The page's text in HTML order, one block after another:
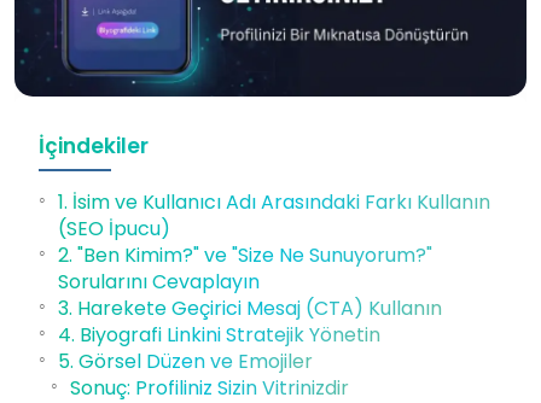
İçindekiler
1. İsim ve Kullanıcı Adı Arasındaki Farkı Kullanın
(SEO İpucu)
2. "Ben Kimim?" ve "Size Ne Sunuyorum?"
Sorularını Cevaplayın
3. Harekete Geçirici Mesaj (CTA) Kullanın
4. Biyografi Linkini Stratejik Yönetin
5. Görsel Düzen ve Emojiler
Sonuç: Profiliniz Sizin Vitrinizdir